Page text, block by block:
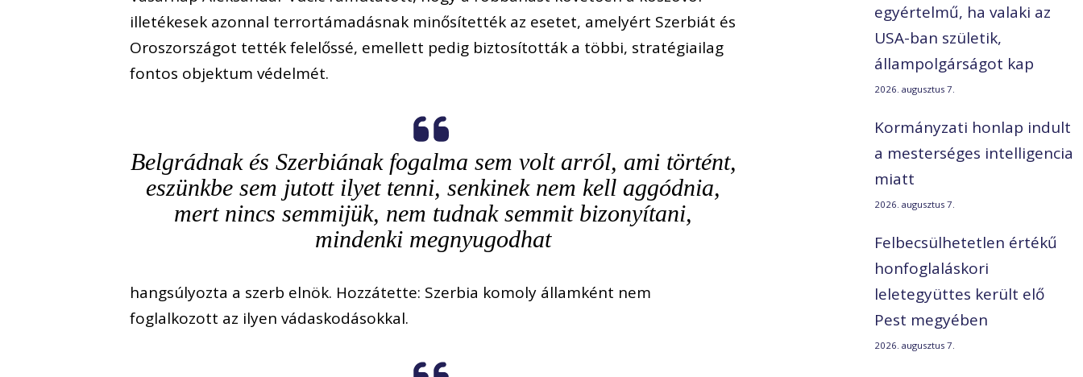
illetékesek azonnal terrortámadásnak minősítették az esetet, amelyért Szerbiát és
Oroszországot tették felelőssé, emellett pedig biztosították a többi, stratégiailag
fontos objektum védelmét.
Belgrádnak és Szerbiának fogalma sem volt arról, ami történt,
eszünkbe sem jutott ilyet tenni, senkinek nem kell aggódnia,
mert nincs semmijük, nem tudnak semmit bizonyítani,
mindenki megnyugodhat
hangsúlyozta a szerb elnök. Hozzátette: Szerbia komoly államként nem
foglalkozott az ilyen vádaskodásokkal.
egyértelmű, ha valaki az
USA-ban születik,
állampolgárságot kap
2026. augusztus 7.
Kormányzati honlap indult
a mesterséges intelligencia
miatt
2026. augusztus 7.
Felbecsülhetetlen értékű
honfoglaláskori
leletegyüttes került elő
Pest megyében
2026. augusztus 7.